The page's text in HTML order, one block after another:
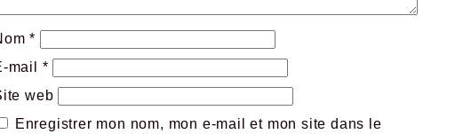
*
mail *
web
Enregistrer mon nom, mon e-mail et mon site dans le